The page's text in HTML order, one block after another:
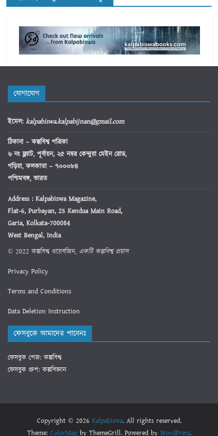
যোগাযোগ
ইমেল: kalpabiswa.kalpabijnan@gmail.com
ঠিকানা– কল্পবিশ্ব পত্রিকা
৬ নং ফ্ল্যাট, পূর্বায়ন, ২৫ নম্বর কেন্দুয়া মেইন রোড,
গড়িয়া, কলকাতা – ৭০০০৮৪
পশ্চিমবঙ্গ, ভারত
Address : Kalpabiswa Magazine,
Flat-6, Purbayan, 25 Kendua Main Road,
Garia, Kolkata-700084
West Bengal, India
© 2022 কল্পবিশ্ব ওয়েবজিন, একটি কল্পবিশ্ব প্রয়াস
Privacy Policy
Terms and Conditions
Data Deletion Instruction
ফেসবুকে আমাদের পাবেনঃ
ফেসবুক পেজ: কল্পবিশ্ব
ফেসবুক গ্রুপ: কল্পবিজ্ঞান
Copyright © 2026 Kalpabiswa. All rights reserved.
Theme: ColorMagby ThemeGrill. Powered by WordPress.